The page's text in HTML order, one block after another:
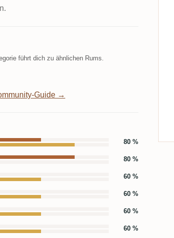
führt dich zu ähnlichen Rums.
Guide →
80 %
80 %
60 %
60 %
60 %
60 %